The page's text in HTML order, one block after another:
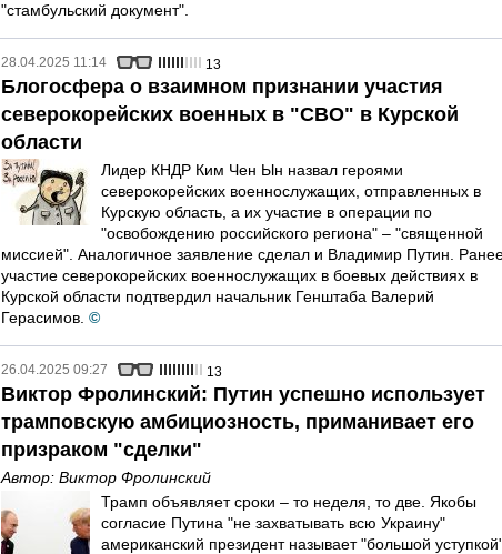
"стамбульский документ".
28.04.2025 11:14 13
Блогосфера о взаимном признании участия
северокорейских военных в "СВО" в Курской
области
Лидер КНДР Ким Чен Ын назвал героями
северокорейских военнослужащих, отправленных в
Курскую область, а их участие в операции по
"освобождению российского региона" – "священной
миссией". Аналогичное заявление сделал и Владимир Путин.
участие северокорейских военнослужащих в боевых действиях в
Курской области подтвердил начальник Генштаба Валерий
Герасимов. ©
26.04.2025 09:27 13
Виктор Фролинский: Путин успешно использует
трамповскую амбициозность, приманивает его
призраком "сделки"
Автор: Виктор Фролинский
Трамп объявляет сроки – то неделя, то две. Якобы
согласие Путина "не захватывать всю Украину"
американский президент называет "большой